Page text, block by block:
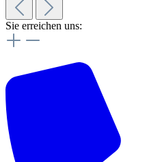
Sie erreichen uns: